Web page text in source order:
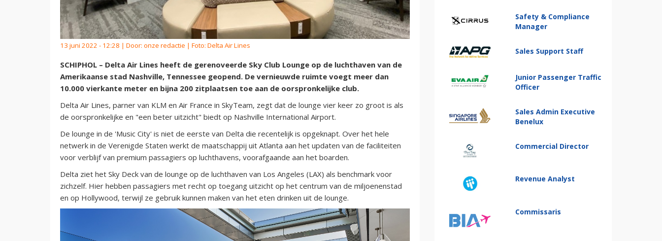
13 juni 2022 - 12:28 | Door: onze redactie | Foto: Delta Air Lines
SCHIPHOL – Delta Air Lines heeft de gerenoveerde Sky Club Lounge op de luchthaven van de
Amerikaanse stad Nashville, Tennessee geopend. De vernieuwde ruimte voegt meer dan
10.000 vierkante meter en bijna 200 zitplaatsen toe aan de oorspronkelijke club.
Delta Air Lines, parner van KLM en Air France in SkyTeam, zegt dat de lounge vier keer zo groot is als
de oorspronkelijke en "een beter uitzicht" biedt op Nashville International Airport.
De lounge in de 'Music City' is niet de eerste van Delta die recentelijk is opgeknapt. Over het hele
netwerk in de Verenigde Staten werkt de maatschappij uit Atlanta aan het updaten van de faciliteiten
voor verblijf van premium passagiers op luchthavens, voorafgaande aan het boarden.
Delta ziet het Sky Deck van de lounge op de luchthaven van Los Angeles (LAX) als benchmark voor
zichzelf. Hier hebben passagiers met recht op toegang uitzicht op het centrum van de miljoenenstad
en op Hollywood, terwijl ze gebruik kunnen maken van het eten drinken uit de lounge.
Safety & Compliance
Manager
Sales Support Staff
Junior Passenger Traffic
Officer
Sales Admin Executive
Benelux
Commercial Director
Revenue Analyst
Commissaris